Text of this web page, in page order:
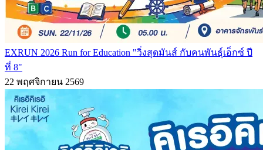
EXRUN 2026 Run for Education "วิ่งสุดมันส์ กับคนพันธุ์เอ็กซ์ ปี
ที่ 8"
22 พฤศจิกายน 2569